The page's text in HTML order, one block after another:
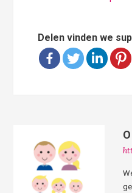
Delen vinden we